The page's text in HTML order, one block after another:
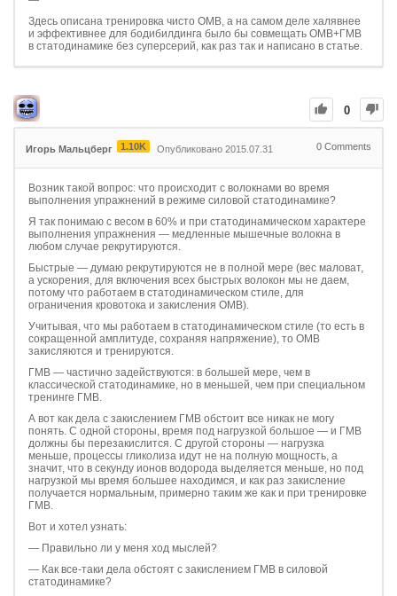
Здесь описана тренировка чисто ОМВ, а на самом деле халявнее
и эффективнее для бодибилдинга было бы совмещать ОМВ+ГМВ
в статодинамике без суперсерий, как раз так и написано в статье.
0
Игорь Мальцберг 1.10K Опубликовано 2015.07.31 0 Comments
Возник такой вопрос: что происходит с волокнами во время
выполнения упражнений в режиме силовой статодинамике?
Я так понимаю с весом в 60% и при статодинамическом характере
выполнения упражнения — медленные мышечные волокна в
любом случае рекрутируются.
Быстрые — думаю рекрутируются не в полной мере (вес маловат,
а ускорения, для включения всех быстрых волокон мы не даем,
потому что работаем в статодинамическом стиле, для
ограничения кровотока и закисления ОМВ).
Учитывая, что мы работаем в статодинамическом стиле (то есть в
сокращенной амплитуде, сохраняя напряжение), то ОМВ
закисляются и тренируются.
ГМВ — частично задействуются: в большей мере, чем в
классической статодинамике, но в меньшей, чем при специальном
тренинге ГМВ.
А вот как дела с закислением ГМВ обстоит все никак не могу
понять. С одной стороны, время под нагрузкой большое — и ГМВ
должны бы перезакислится. С другой стороны — нагрузка
меньше, процессы гликолиза идут не на полную мощность, а
значит, что в секунду ионов водорода выделяется меньше, но под
нагрузкой мы время большее находимся, и как раз закисление
получается нормальным, примерно таким же как и при тренировке
ГМВ.
Вот и хотел узнать:
— Правильно ли у меня ход мыслей?
— Как все-таки дела обстоят с закислением ГМВ в силовой
статодинамике?